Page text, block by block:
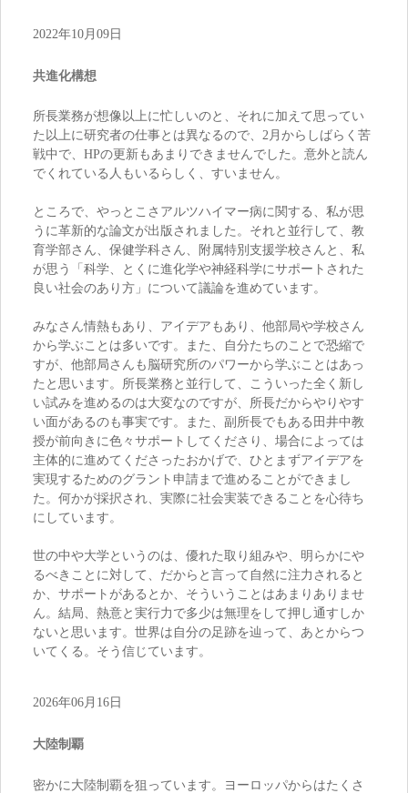
2022年10月09日
共進化構想
所長業務が想像以上に忙しいのと、それに加えて思ってい
た以上に研究者の仕事とは異なるので、2月からしばらく苦
戦中で、HPの更新もあまりできませんでした。意外と読ん
でくれている人もいるらしく、すいません。
ところで、やっとこさアルツハイマー病に関する、私が思
うに革新的な論文が出版されました。それと並行して、教
育学部さん、保健学科さん、附属特別支援学校さんと、私
が思う「科学、とくに進化学や神経科学にサポートされた
良い社会のあり方」について議論を進めています。
みなさん情熱もあり、アイデアもあり、他部局や学校さん
から学ぶことは多いです。また、自分たちのことで恐縮で
すが、他部局さんも脳研究所のパワーから学ぶことはあっ
たと思います。所長業務と並行して、こういった全く新し
い試みを進めるのは大変なのですが、所長だからやりやす
い面があるのも事実です。また、副所長でもある田井中教
授が前向きに色々サポートしてくださり、場合によっては
主体的に進めてくださったおかげで、ひとまずアイデアを
実現するためのグラント申請まで進めることができまし
た。何かが採択され、実際に社会実装できることを心待ち
にしています。
世の中や大学というのは、優れた取り組みや、明らかにや
るべきことに対して、だからと言って自然に注力されると
か、サポートがあるとか、そういうことはあまりありませ
ん。結局、熱意と実行力で多少は無理をして押し通すしか
ないと思います。世界は自分の足跡を辿って、あとからつ
いてくる。そう信じています。
2026年06月16日
大陸制覇
密かに大陸制覇を狙っています。ヨーロッパからはたくさ